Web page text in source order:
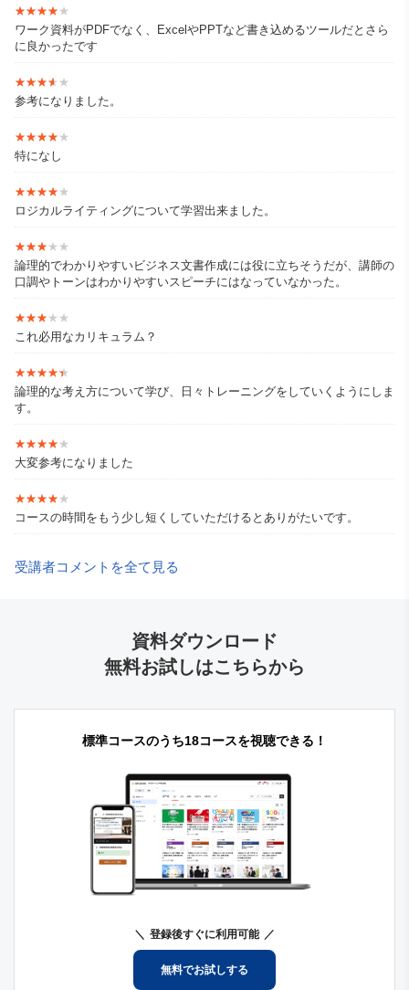
【WEB】
＜企業HP・コラム＞
＜Twitter＞
＜Youtubeチャンネル＞
山本直人【Off-JTV】研修講師のビジネススキル講座
AA
★★★★★
★★★★★
ワーク資料がPDFでなく、ExcelやPPTなど書き込めるツールだとさら
に良かったです
★★★★★
★★★★★
参考になりました。
★★★★★
★★★★★
特になし
★★★★★
★★★★★
ロジカルライティングについて学習出来ました。
★★★★★
★★★★★
論理的でわかりやすいビジネス文書作成には役に立ちそうだが、講師の
口調やトーンはわかりやすいスピーチにはなっていなかった。
★★★★★
★★★★★
これ必用なカリキュラム？
★★★★★
★★★★★
論理的な考え方について学び、日々トレーニングをしていくようにしま
す。
★★★★★
★★★★★
大変参考になりました
★★★★★
★★★★★
コースの時間をもう少し短くしていただけるとありがたいです。
受講者コメントを全て見る
資料ダウンロード
無料お試しはこちらから
標準コースのうち18コースを視聴できる！
登録後すぐに利用可能
無料でお試しする